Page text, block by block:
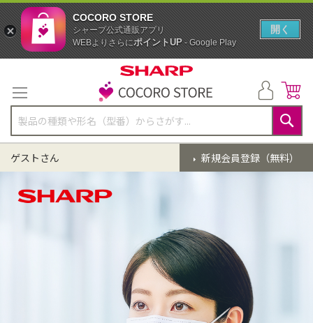
テ
ン
ツ
に
キ
プ
検
索
新規会員登録（無料）
ゲストさん
COCORO STORE
シャープ公式通販アプリ
WEBよりさらにポイントUP- Google Play
開く